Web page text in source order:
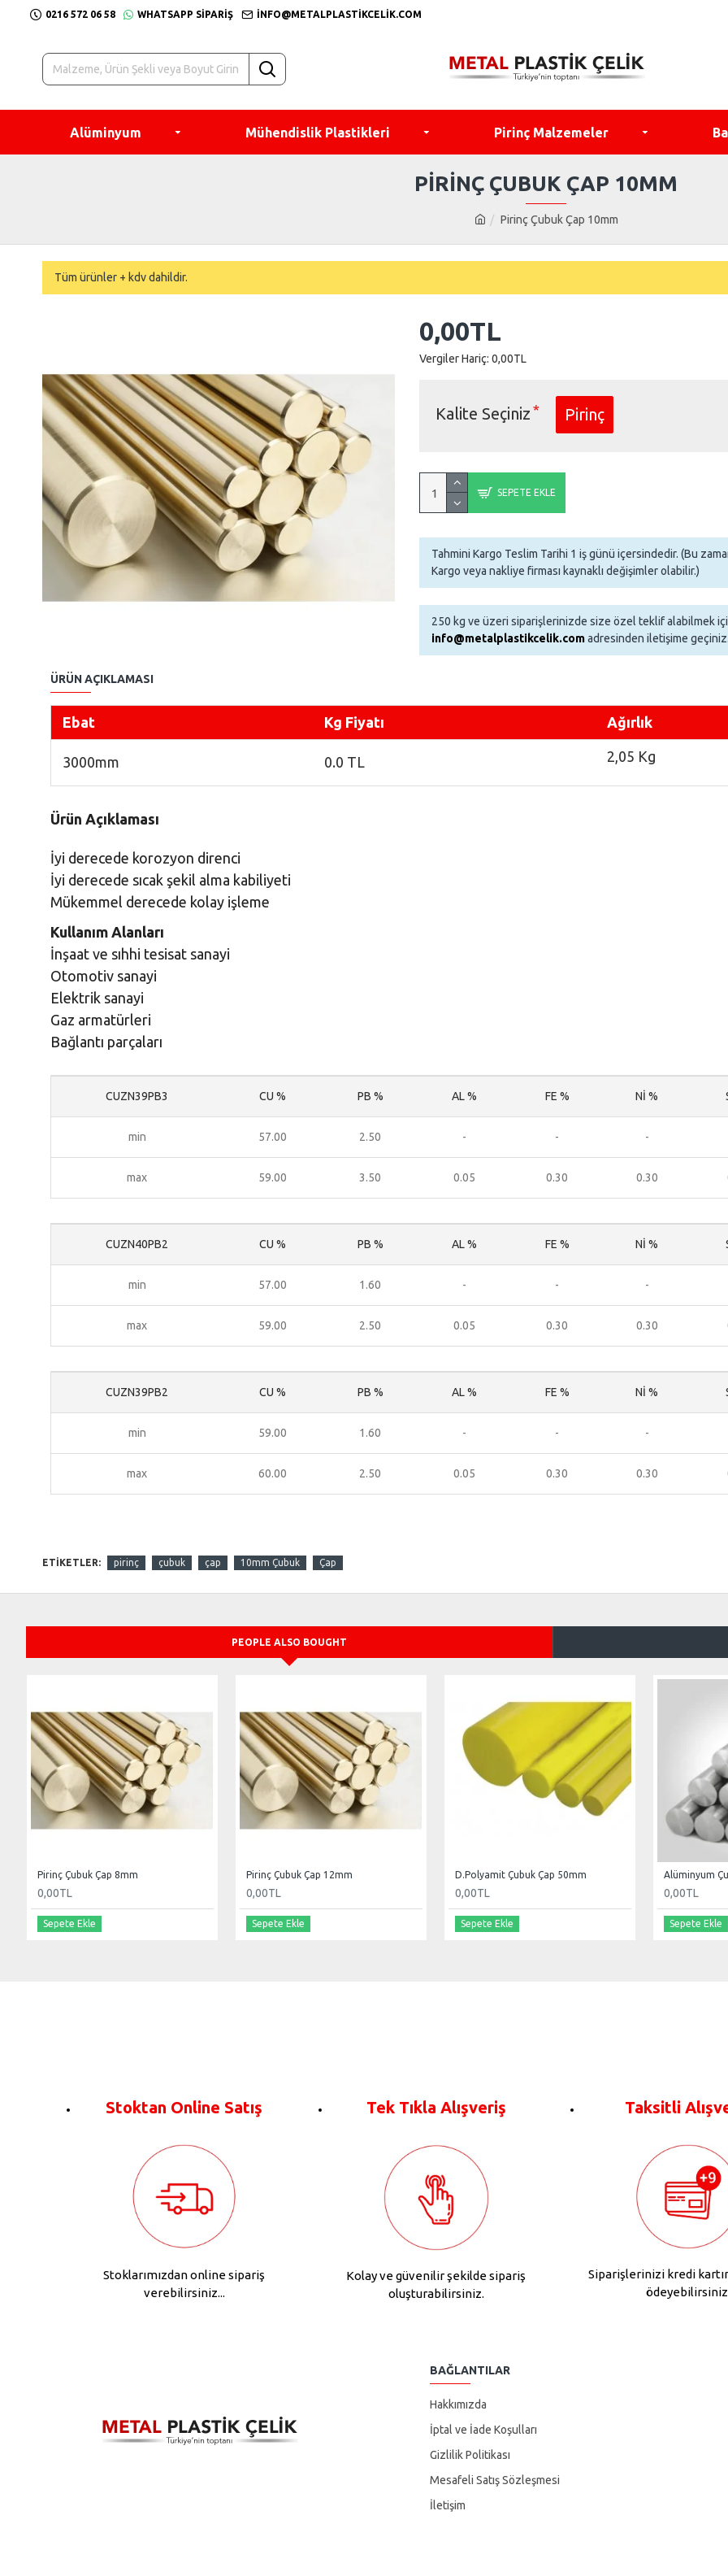
0216 572 06 58 WHATSAPP SIPARIŞ INFO@METALPLASTIKCELIK.COM
Alüminyum Mühendislik Plastikleri Pirinç Malzemeler
Pirinç Çubuk Çap 10mm
PIRINÇ ÇUBUK ÇAP 10MM
Tüm ürünler + kdv dahildir.
0,00TL
Vergiler Hariç: 0,00TL
SEPETE EKLE
Kalite Seçiniz Pirinç
Tahmini Kargo Teslim Tarihi 1 iş günü içersindedir. (Bu
Kargo veya nakliye firması kaynaklı değişimler olabilir.)
250 kg ve üzeri siparişlerinizde size özel teklif alabilmek
info@metalplastikcelik.comadresinden iletişime geçiniz.
ÜRÜN AÇIKLAMASI
Ebat Kg Fiyatı Ağırlık
3000mm 0.0 TL 2,05 Kg
Ürün Açıklaması
İyi derecede korozyon direnci
İyi derecede sıcak şekil alma kabiliyeti
Mükemmel derecede kolay işleme
Kullanım Alanları
İnşaat ve sıhhi tesisat sanayi
Otomotiv sanayi
Elektrik sanayi
Gaz armatürleri
Bağlantı parçaları
CUZN39PB3 CU % PB % AL % FE % Nİ %
min 57.00 2.50 - - -
max 59.00 3.50 0.05 0.30 0.30
CUZN40PB2 CU % PB % AL % FE % Nİ %
min 57.00 1.60 - - -
max 59.00 2.50 0.05 0.30 0.30
CUZN39PB2 CU % PB % AL % FE % Nİ %
min 59.00 1.60 - - -
max 60.00 2.50 0.05 0.30 0.30
ETIKETLER: pirinç çubuk çap 10mm Çubuk Çap
PEOPLE ALSO BOUGHT
Pirinç Çubuk Çap 8mm
0,00TL
Sepete Ekle
Pirinç Çubuk Çap 12mm
0,00TL
Sepete Ekle
D.Polyamit Çubuk Çap 50mm
0,00TL
Sepete Ekle
Alüminyum
0,00TL
Sepete Ekle
Stoktan Online Satış
Stoklarımızdan online sipariş
verebilirsiniz...
Tek Tıkla Alışveriş
Kolay ve güvenilir şekilde sipariş
oluşturabilirsiniz.
Taksitli
Siparişlerinizi kredi
BAĞLANTILAR
Hakkımızda
İptal ve İade Koşulları
Gizlilik Politikası
Mesafeli Satış Sözleşmesi
İletişim